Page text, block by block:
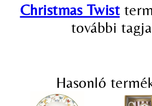
Christmas Twist
további
Hasonló